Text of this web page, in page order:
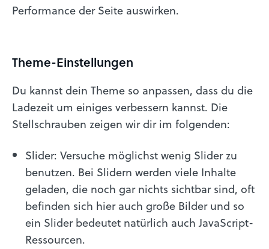
Performance der Seite auswirken.
Theme-Einstellungen
Du kannst dein Theme so anpassen, dass du die
Ladezeit um einiges verbessern kannst. Die
Stellschrauben zeigen wir dir im folgenden:
Slider: Versuche möglichst wenig Slider zu
benutzen. Bei Slidern werden viele Inhalte
geladen, die noch gar nichts sichtbar sind, oft
befinden sich hier auch große Bilder und so
ein Slider bedeutet natürlich auch JavaScript-
Ressourcen.